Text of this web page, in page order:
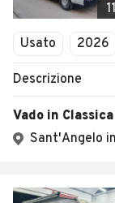
11
Usato 2026
Descrizione
Vado in Classica
Sant'Angelo